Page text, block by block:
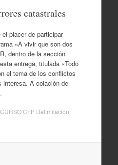
catastrales
placer de participar
«A vivir que son dos
dentro de la sección
entrega, titulada «Todo
el tema de los conflictos
interesa. A colación de
CURSO CFP Delimitación